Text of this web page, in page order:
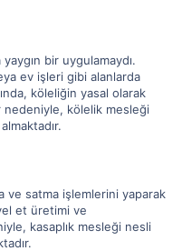
bir uygulamaydı.
ev işleri gibi alanlarda
köleliğin yasal olarak
nedeniyle, kölelik mesleği
ve satma işlemlerini yaparak
et üretimi ve
kasaplık mesleği nesli